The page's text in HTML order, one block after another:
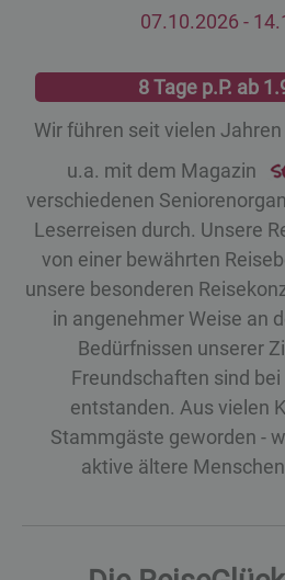
07.10.2026 -
8 Tage p.P. ab
Wir führen seit vielen
u.a. mit dem Magazin
verschiedenen
Leserreisen durch. Unsere
von einer bewährten
unsere besonderen
in angenehmer Weise an
Bedürfnissen unserer
Freundschaften sind
entstanden. Aus vielen
Stammgäste geworden -
aktive ältere